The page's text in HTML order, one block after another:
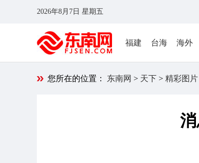
2026年8月7日 星期五
福建 台海 海外
您所在的位置： 东南网 > 天下 > 精彩图片